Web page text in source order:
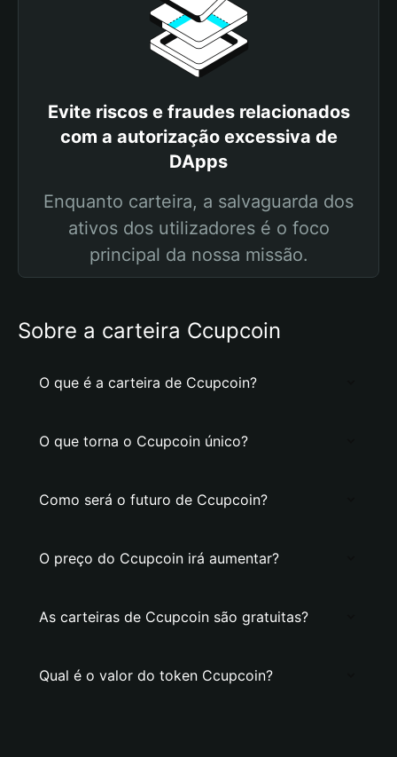
Evite riscos e fraudes relacionados
com a autorização excessiva de
DApps
Enquanto carteira, a salvaguarda dos
ativos dos utilizadores é o foco
principal da nossa missão.
Sobre a carteira Ccupcoin
O que é a carteira de Ccupcoin?
O que torna o Ccupcoin único?
Como será o futuro de Ccupcoin?
O preço do Ccupcoin irá aumentar?
As carteiras de Ccupcoin são gratuitas?
Qual é o valor do token Ccupcoin?